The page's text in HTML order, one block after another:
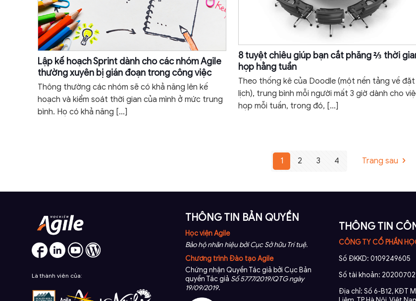
Lập kế hoạch Sprint dành cho các nhóm Agile
thường xuyên bị gián đoạn trong công việc
Thông thường các nhóm sẽ có khả năng lên kế
hoạch và kiểm soát thời gian của mình ở mức trung
bình. Họ có khả năng […]
8 tuyệt chiêu giúp bạn cắt phăng ⅔ thời
họp hằng tuần
Theo thống kê của Doodle (một nền tảng về đặt
lịch), trung bình mỗi người mất 3 giờ dành cho
họp mỗi tuần, trong đó, […]
1 2 3 4 Trang sau
Là thành viên của:
THÔNG TIN BẢN QUYỀN
Học viện Agile
Bảo hộ nhãn hiệu bởi Cục Sở hữu Trí tuệ.
Chương trình Đào tạo Agile
Chứng nhận Quyền Tác giả bởi Cục Bản
quyền Tác giả Số 5777/2019/QTG ngày
19/09/2019.
THÔNG TIN
CÔNG TY CỔ PHẦN
Số ĐKKD: 0109249605
Số tài khoản:
Địa chỉ: Số 6-B12, KĐT